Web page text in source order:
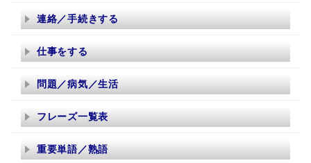
連絡／手続きする
仕事をする
問題／病気／生活
フレーズ一覧表
重要単語／熟語